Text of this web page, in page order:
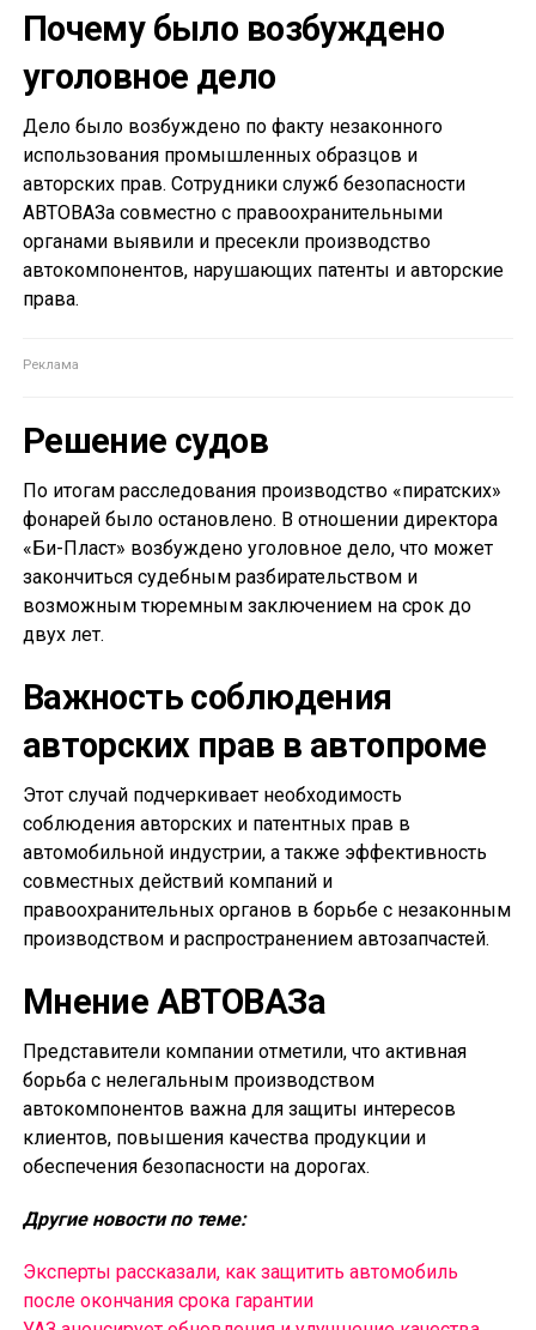
Почему было возбуждено
уголовное дело
Дело было возбуждено по факту незаконного
использования промышленных образцов и
авторских прав. Сотрудники служб безопасности
АВТОВАЗа совместно с правоохранительными
органами выявили и пресекли производство
автокомпонентов, нарушающих патенты и авторские
права.
Решение судов
По итогам расследования производство «пиратских»
фонарей было остановлено. В отношении директора
«Би-Пласт» возбуждено уголовное дело, что может
закончиться судебным разбирательством и
возможным тюремным заключением на срок до
двух лет.
Важность соблюдения
авторских прав в автопроме
Этот случай подчеркивает необходимость
соблюдения авторских и патентных прав в
автомобильной индустрии, а также эффективность
совместных действий компаний и
правоохранительных органов в борьбе с незаконным
производством и распространением автозапчастей.
Мнение АВТОВАЗа
Представители компании отметили, что активная
борьба с нелегальным производством
автокомпонентов важна для защиты интересов
клиентов, повышения качества продукции и
обеспечения безопасности на дорогах.
Другие новости по теме:
Эксперты рассказали, как защитить автомобиль
после окончания срока гарантии